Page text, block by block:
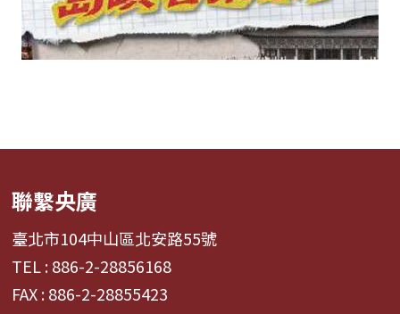
聯繫央廣
臺北市104中山區北安路55號
TEL : 886-2-28856168
FAX : 886-2-28855423